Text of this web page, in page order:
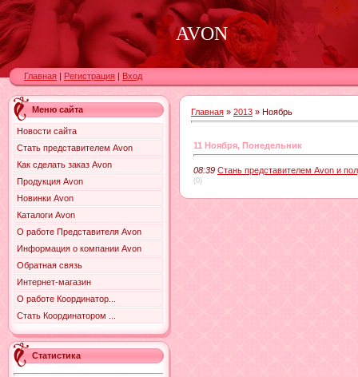
AVON
Главная | Регистрация | Вход
Меню сайта
Новости сайта
Стать представителем Avon
Как сделать заказ Avon
Продукция Avon
Новинки Avon
Каталоги Avon
О работе Представителя Avon
Информация о компании Avon
Обратная связь
Интернет-магазин
О работе Координатор...
Стать Координатором ...
Статистика
Главная » 2013 » Ноябрь
11 Ноября, Понедельник
08:39 Стань представителем Avon и
(0)